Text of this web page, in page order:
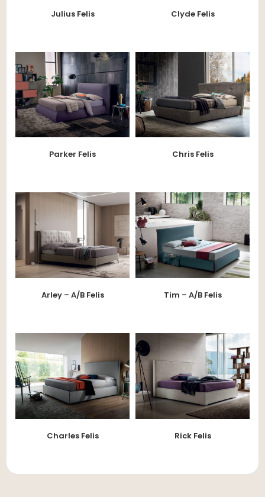
Julius Felis Clyde Felis
Parker Felis Chris Felis
Arley – A/B Felis Tim – A/B Felis
Charles Felis Rick Felis